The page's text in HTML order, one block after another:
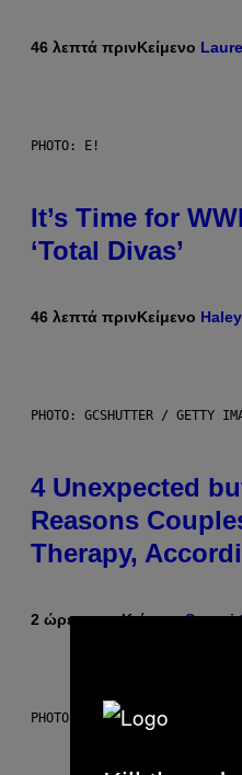
46 λεπτά πρινΚείμενο
PHOTO: E!
It’s Time for
‘Total Divas’
46 λεπτά πρινΚείμενο
PHOTO: GCSHUTTER / GETTY
4 Unexpected
Reasons
Therapy,
2 ώρες πρινΚείμενοSammi
PHOTO: CSA-PRINTSTOCK /